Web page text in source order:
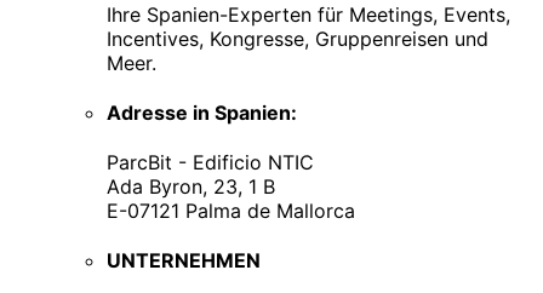
Ihre Spanien-Experten für Meetings, Events,
Incentives, Kongresse, Gruppenreisen und
Meer.
Adresse in Spanien:
ParcBit - Edificio NTIC
Ada Byron, 23, 1 B
E-07121 Palma de Mallorca
UNTERNEHMEN